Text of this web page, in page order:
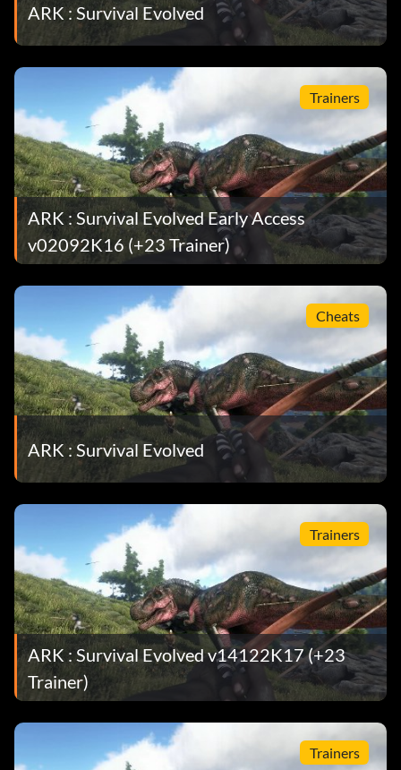
ARK : Survival Evolved
Trainers
ARK : Survival Evolved Early Access
v02092K16 (+23 Trainer)
Cheats
ARK : Survival Evolved
Trainers
ARK : Survival Evolved v14122K17 (+23
Trainer)
Trainers